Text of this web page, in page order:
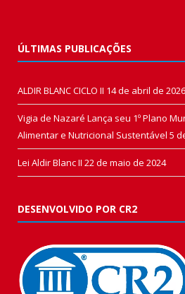
ÚLTIMAS PUBLICAÇÕES
ALDIR BLANC CICLO II 14 de abril de 2026
Vigia de Nazaré Lança seu 1º Plano
Alimentar e Nutricional Sustentável 5
Lei Aldir Blanc II 22 de maio de 2024
DESENVOLVIDO POR CR2